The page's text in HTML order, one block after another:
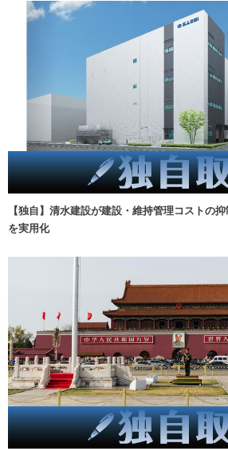
【独自】清水建設が建設・維持管理コストの
を実用化